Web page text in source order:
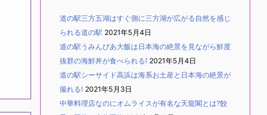
道の駅三方五湖はすぐ側に三方湖が広がる自然を感じ
られる道の駅 2021年5月4日
道の駅うみんぴあ大飯は日本海の絶景を見ながら鮮度
抜群の海鮮丼が食べられる! 2021年5月4日
道の駅シーサイド高浜は海系お土産と日本海の絶景が
撮れる! 2021年5月3日
中華料理店なのにオムライスが有名な天龍閣とは?餃